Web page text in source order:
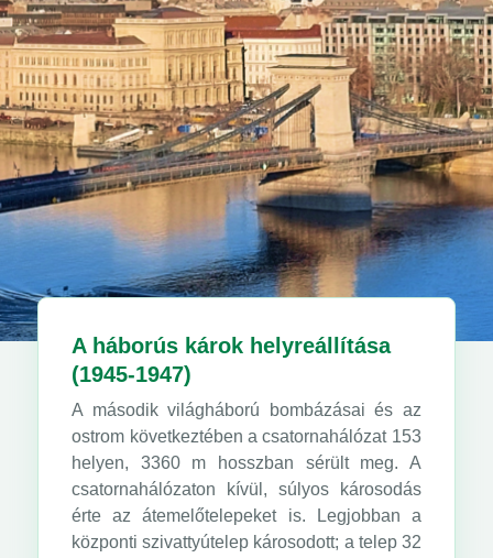
A háborús károk helyreállítása
(1945-1947)
A második világháború bombázásai és az
ostrom következtében a csatornahálózat 153
helyen, 3360 m hosszban sérült meg. A
csatornahálózaton kívül, súlyos károsodás
érte az átemelőtelepeket is. Legjobban a
központi szivattyútelep károsodott; a telep 32